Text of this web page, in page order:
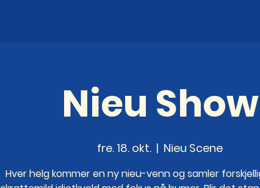
Nieu Show
fre. 18. okt.
  |
Nieu Scene
Hver helg kommer en ny nieu-venn og samler